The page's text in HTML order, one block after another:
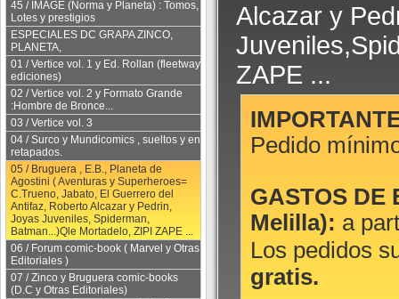
45 / IMAGE (Norma y Planeta) : Tomos,
Lotes y prestigios
ESPECIALES DC GRAPA ZINCO,
PLANETA,
01 / Vertice vol. 1 y Ed. Rollan (fleetway
ediciones)
02 / Vertice vol. 2 y Formato Grande
:Hombre de Bronce...
03 / Vertice vol. 3
04 / Surco y Mundicomics , sueltos y en
retapados.
05 / Bruguera , E.B., Planeta de
Agostini ( Aventuras y Superheroes=
C.Trueno, Jabato, El Guerrero del
Antifaz, Roberto Alcazar y Pedrin,
Joyas Juveniles, Spiderman,
Batman...)Qle Mortadelo, ZIPI ZAPE ...
06 / Forum comic-book ( Marvel y Otras
Editoriales )
07 / Zinco y Bruguera comic-books
(D.C y Otras Editoriales)
Alcazar y
ZAPE ...
Pedido
GASTOS DE
Melilla): a
Los pedidos
gratis.